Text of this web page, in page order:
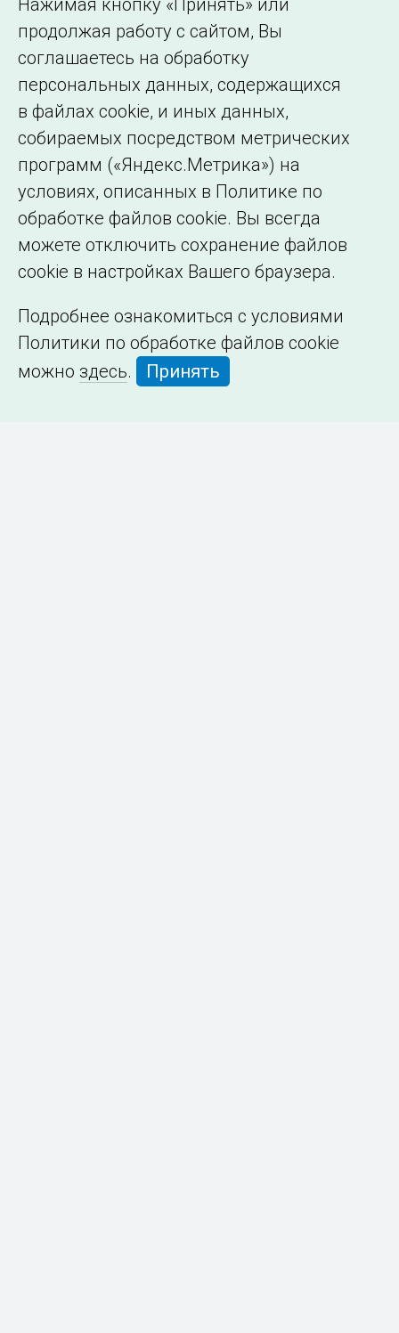
Сведения об
образовательной
организации
Нажимая кнопку «Принять» или
продолжая работу с сайтом, Вы
соглашаетесь на обработку
персональных данных, содержащихся
в файлах cookie, и иных данных,
собираемых посредством метрических
программ («Яндекс.Метрика») на
условиях, описанных в Политике по
обработке файлов cookie. Вы всегда
можете отключить сохранение файлов
cookie в настройках Вашего браузера.
Подробнее ознакомиться с условиями
Политики по обработке файлов cookie
можно здесь. Принять